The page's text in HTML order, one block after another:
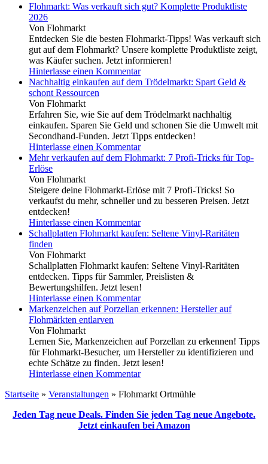
Flohmarkt: Was verkauft sich gut? Komplette Produktliste
2026
Von Flohmarkt
Entdecken Sie die besten Flohmarkt-Tipps! Was verkauft sich
gut auf dem Flohmarkt? Unsere komplette Produktliste zeigt,
was Käufer suchen. Jetzt informieren!
Hinterlasse einen Kommentar
Nachhaltig einkaufen auf dem Trödelmarkt: Spart Geld &
schont Ressourcen
Von Flohmarkt
Erfahren Sie, wie Sie auf dem Trödelmarkt nachhaltig
einkaufen. Sparen Sie Geld und schonen Sie die Umwelt mit
Secondhand-Funden. Jetzt Tipps entdecken!
Hinterlasse einen Kommentar
Mehr verkaufen auf dem Flohmarkt: 7 Profi-Tricks für Top-
Erlöse
Von Flohmarkt
Steigere deine Flohmarkt-Erlöse mit 7 Profi-Tricks! So
verkaufst du mehr, schneller und zu besseren Preisen. Jetzt
entdecken!
Hinterlasse einen Kommentar
Schallplatten Flohmarkt kaufen: Seltene Vinyl-Raritäten
finden
Von Flohmarkt
Schallplatten Flohmarkt kaufen: Seltene Vinyl-Raritäten
entdecken. Tipps für Sammler, Preislisten &
Bewertungshilfen. Jetzt lesen!
Hinterlasse einen Kommentar
Markenzeichen auf Porzellan erkennen: Hersteller auf
Flohmärkten entlarven
Von Flohmarkt
Lernen Sie, Markenzeichen auf Porzellan zu erkennen! Tipps
für Flohmarkt-Besucher, um Hersteller zu identifizieren und
echte Schätze zu finden. Jetzt lesen!
Hinterlasse einen Kommentar
Startseite » Veranstaltungen » Flohmarkt Ortmühle
Jeden Tag neue Deals. Finden Sie jeden Tag neue Angebote.
Jetzt einkaufen bei Amazon